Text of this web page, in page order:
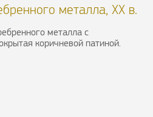
металла, ХХ в.
металла с
коричневой патиной.